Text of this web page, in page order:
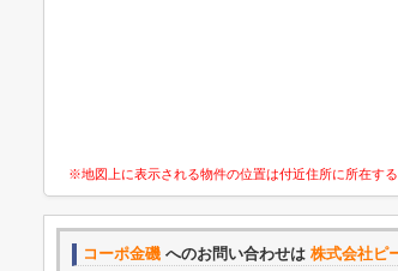
※地図上に表示される物件の位置は付近住所に所在す
コーポ金磯 へのお問い合わせは 株式会社ピ